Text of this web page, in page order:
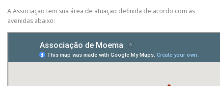
A Associação tem sua área de atuação definida de acordo com as
avenidas abaixo: